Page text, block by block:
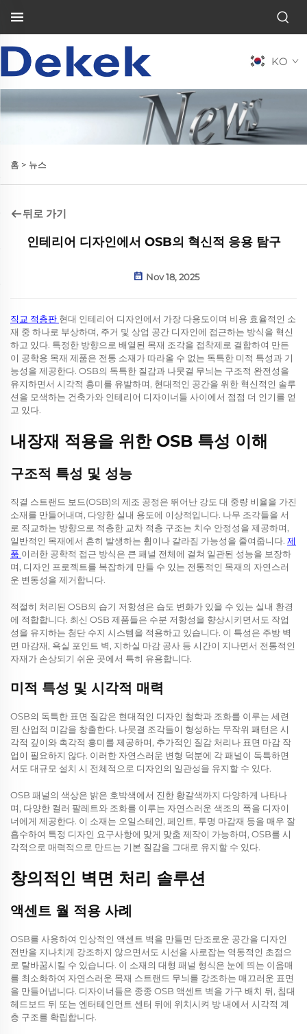
KO
홈 > 뉴스
뒤로 가기
인테리어 디자인에서 OSB의 혁신적 응용 탐구
Nov 18, 2025
직교 적층판 현대 인테리어 디자인에서 가장 다용도이며 비용 효율적인 소
재 중 하나로 부상하며, 주거 및 상업 공간 디자인에 접근하는 방식을 혁신
하고 있다. 특정한 방향으로 배열된 목재 조각을 접착제로 결합하여 만든
이 공학용 목재 제품은 전통 소재가 따라올 수 없는 독특한 미적 특성과 기
능성을 제공한다. OSB의 독특한 질감과 나뭇결 무늬는 구조적 완전성을
유지하면서 시각적 흥미를 유발하며, 현대적인 공간을 위한 혁신적인 솔루
션을 모색하는 건축가와 인테리어 디자이너들 사이에서 점점 더 인기를 얻
고 있다.
내장재 적용을 위한 OSB 특성 이해
구조적 특성 및 성능
직결 스트랜드 보드(OSB)의 제조 공정은 뛰어난 강도 대 중량 비율을 가진
소재를 만들어내며, 다양한 실내 용도에 이상적입니다. 나무 조각들을 서
로 직교하는 방향으로 적층한 교차 적층 구조는 치수 안정성을 제공하며,
일반적인 목재에서 흔히 발생하는 휨이나 갈라짐 가능성을 줄여줍니다. 제
품 이러한 공학적 접근 방식은 큰 패널 전체에 걸쳐 일관된 성능을 보장하
며, 디자인 프로젝트를 복잡하게 만들 수 있는 전통적인 목재의 자연스러
운 변동성을 제거합니다.
적절히 처리된 OSB의 습기 저항성은 습도 변화가 있을 수 있는 실내 환경
에 적합합니다. 최신 OSB 제품들은 수분 저항성을 향상시키면서도 작업
성을 유지하는 첨단 수지 시스템을 적용하고 있습니다. 이 특성은 주방 벽
면 마감재, 욕실 포인트 벽, 지하실 마감 공사 등 시간이 지나면서 전통적인
자재가 손상되기 쉬운 곳에서 특히 유용합니다.
미적 특성 및 시각적 매력
OSB의 독특한 표면 질감은 현대적인 디자인 철학과 조화를 이루는 세련
된 산업적 미감을 창출한다. 나뭇결 조각들이 형성하는 무작위 패턴은 시
각적 깊이와 촉각적 흥미를 제공하며, 추가적인 질감 처리나 표면 마감 작
업이 필요하지 않다. 이러한 자연스러운 변형 덕분에 각 패널이 독특하면
서도 대규모 설치 시 전체적으로 디자인의 일관성을 유지할 수 있다.
OSB 패널의 색상은 밝은 호박색에서 진한 황갈색까지 다양하게 나타나
며, 다양한 컬러 팔레트와 조화를 이루는 자연스러운 색조의 폭을 디자이
너에게 제공한다. 이 소재는 오일스테인, 페인트, 투명 마감재 등을 매우 잘
흡수하여 특정 디자인 요구사항에 맞게 맞춤 제작이 가능하며, OSB를 시
각적으로 매력적으로 만드는 기본 질감을 그대로 유지할 수 있다.
창의적인 벽면 처리 솔루션
액센트 월 적용 사례
OSB를 사용하여 인상적인 액센트 벽을 만들면 단조로운 공간을 디자인
전반을 지나치게 강조하지 않으면서도 시선을 사로잡는 역동적인 초점으
로 탈바꿈시킬 수 있습니다. 이 소재의 대형 패널 형식은 눈에 띄는 이음매
를 최소화하여 자연스러운 목재 스트랜드 무늬를 강조하는 매끄러운 표면
을 만들어냅니다. 디자이너들은 종종 OSB 액센트 벽을 가구 배치 뒤, 침대
헤드보드 뒤 또는 엔터테인먼트 센터 뒤에 위치시켜 방 내에서 시각적 계
층 구조를 확립합니다.